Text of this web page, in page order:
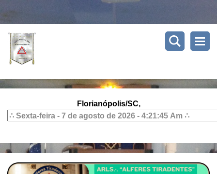
Florianópolis/SC,